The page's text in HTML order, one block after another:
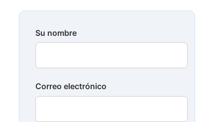
Su nombre
Correo electrónico